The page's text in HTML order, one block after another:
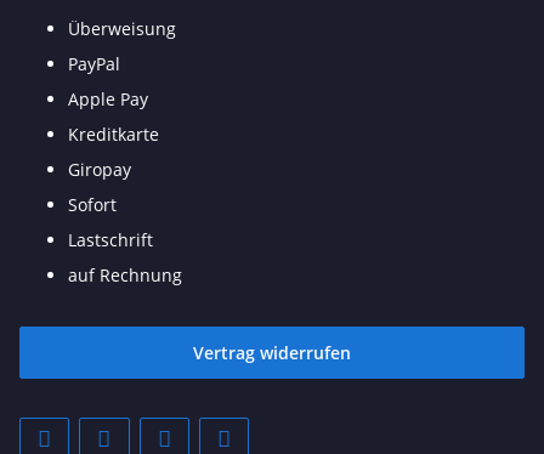
Überweisung
PayPal
Apple Pay
Kreditkarte
Giropay
Sofort
Lastschrift
auf Rechnung
Vertrag widerrufen